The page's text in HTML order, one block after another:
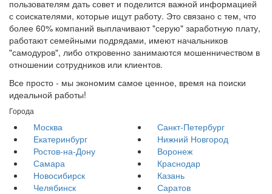
пользователям дать совет и поделится важной информацией
с соискателями, которые ищут работу. Это связано с тем, что
более 60% компаний выплачивают "серую" заработную плату,
работают семейными подрядами, имеют начальников
"самодуров", либо откровенно занимаются мошенничеством в
отношении сотрудников или клиентов.
Все просто - мы экономим самое ценное, время на поиски
идеальной работы!
Города
Москва
Санкт-Петербург
Екатеринбург
Нижний Новгород
Ростов-на-Дону
Воронеж
Самара
Краснодар
Новосибирск
Казань
Челябинск
Саратов